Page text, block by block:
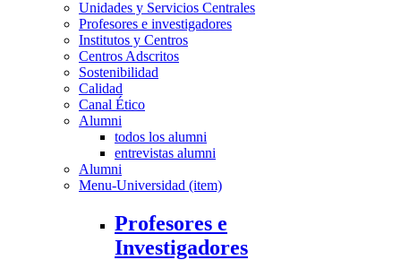
Unidades y Servicios Centrales
Profesores e investigadores
Institutos y Centros
Centros Adscritos
Sostenibilidad
Calidad
Canal Ético
Alumni
todos los alumni
entrevistas alumni
Alumni
Menu-Universidad (item)
Profesores e
Investigadores